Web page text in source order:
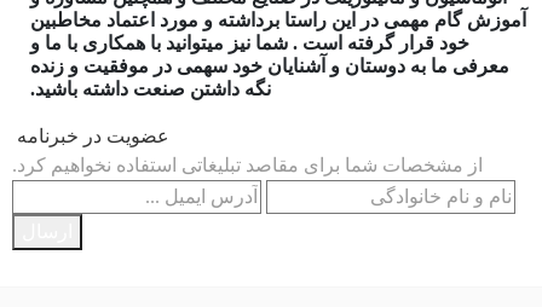
آموزش گام مهمی در این راستا برداشته و مورد اعتماد مخاطبین
خود قرار گرفته است . شما نیز میتوانید با همکاری با ما و
معرفی ما به دوستان و آشنایان خود سهمی در موفقیت و زنده
نگه داشتن صنعت داشته باشید.
عضویت در خبرنامه
از مشخصات شما برای مقاصد تبلیغاتی استفاده نخواهیم کرد.